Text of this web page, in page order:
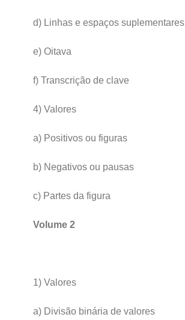
d) Linhas e espaços suplementares
e) Oitava
f) Transcrição de clave
4) Valores
a) Positivos ou figuras
b) Negativos ou pausas
c) Partes da figura
Volume 2
1) Valores
a) Divisão binária de valores